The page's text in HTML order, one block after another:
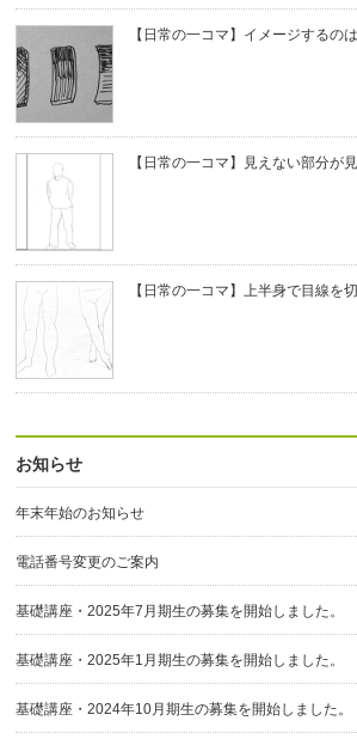
【日常の一コマ】イメージするの
【日常の一コマ】見えない部分が
【日常の一コマ】上半身で目線を
お知らせ
年末年始のお知らせ
電話番号変更のご案内
基礎講座・2025年7月期生の募集を開始しました。
基礎講座・2025年1月期生の募集を開始しました。
基礎講座・2024年10月期生の募集を開始しました。